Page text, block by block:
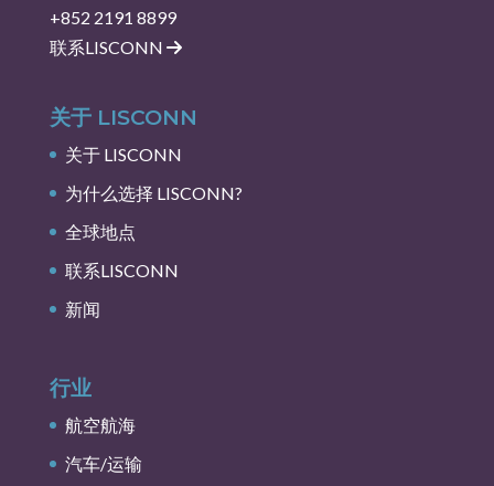
+852 2191 8899
联系LISCONN
关于 LISCONN
关于 LISCONN
为什么选择 LISCONN?
全球地点
联系LISCONN
新闻
行业
航空航海
汽车/运输